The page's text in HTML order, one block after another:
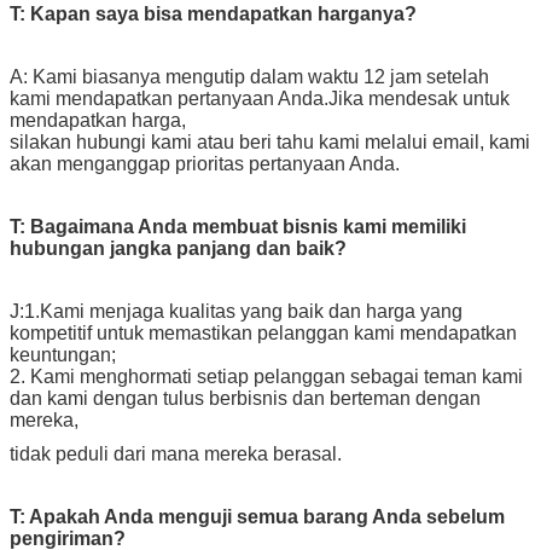
T: Kapan saya bisa mendapatkan harganya?
A: Kami biasanya mengutip dalam waktu 12 jam setelah
kami mendapatkan pertanyaan Anda.Jika mendesak untuk
mendapatkan harga,
silakan hubungi kami atau beri tahu kami melalui email, kami
akan menganggap prioritas pertanyaan Anda.
T: Bagaimana Anda membuat bisnis kami memiliki
hubungan jangka panjang dan baik?
J:1.Kami menjaga kualitas yang baik dan harga yang
kompetitif untuk memastikan pelanggan kami mendapatkan
keuntungan;
2. Kami menghormati setiap pelanggan sebagai teman kami
dan kami dengan tulus berbisnis dan berteman dengan
mereka,
tidak peduli dari mana mereka berasal.
T: Apakah Anda menguji semua barang Anda sebelum
pengiriman?